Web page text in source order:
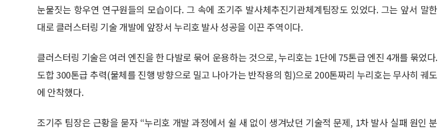
눈물짓는 항우연 연구원들의 모습이다. 그 속에 조기주 발사체추진기관체계팀장도 있었다. 그는 앞서 말한
대로 클러스터링 기술 개발에 앞장서 누리호 발사 성공을 이끈 주역이다.
클러스터링 기술은 여러 엔진을 한 다발로 묶어 운용하는 것으로, 누리호는 1단에 75톤급 엔진 4개를 묶었다.
도합 300톤급 추력(물체를 진행 방향으로 밀고 나아가는 반작용의 힘)으로 200톤짜리 누리호는 무사히 궤도
에 안착했다.
조기주 팀장은 근황을 묻자 “누리호 개발 과정에서 쉴 새 없이 생겨났던 기술적 문제, 1차 발사 실패 원인 분